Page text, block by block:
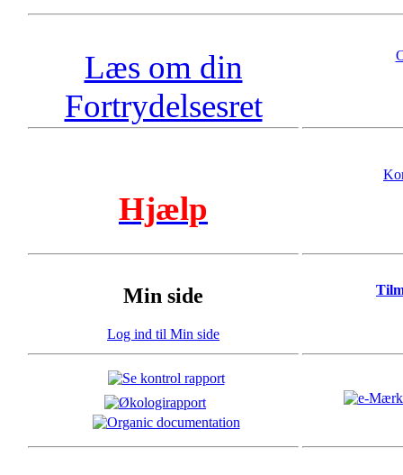
Læs om din
Fortrydelsesret
Hjælp
Min side
Log ind til Min side